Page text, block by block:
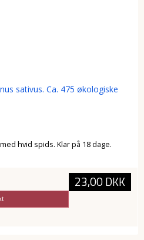
sativus. Ca. 475 økologiske
hvid spids. Klar på 18 dage.
23,00 DKK